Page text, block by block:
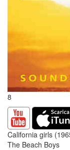
8
California girls
The Beach Boys